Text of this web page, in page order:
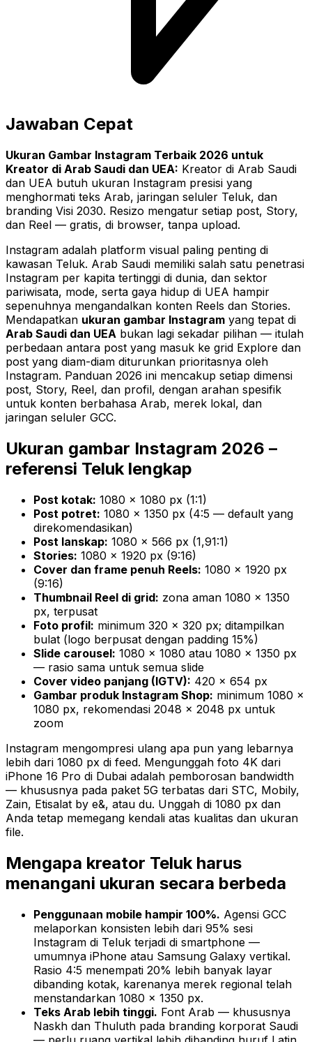
Jawaban Cepat
Ukuran Gambar Instagram Terbaik 2026 untuk
Kreator di Arab Saudi dan UEA: Kreator di Arab Saudi
dan UEA butuh ukuran Instagram presisi yang
menghormati teks Arab, jaringan seluler Teluk, dan
branding Visi 2030. Resizo mengatur setiap post, Story,
dan Reel — gratis, di browser, tanpa upload.
Instagram adalah platform visual paling penting di
kawasan Teluk. Arab Saudi memiliki salah satu penetrasi
Instagram per kapita tertinggi di dunia, dan sektor
pariwisata, mode, serta gaya hidup di UEA hampir
sepenuhnya mengandalkan konten Reels dan Stories.
Mendapatkan ukuran gambar Instagram yang tepat di
Arab Saudi dan UEA bukan lagi sekadar pilihan — itulah
perbedaan antara post yang masuk ke grid Explore dan
post yang diam-diam diturunkan prioritasnya oleh
Instagram. Panduan 2026 ini mencakup setiap dimensi
post, Story, Reel, dan profil, dengan arahan spesifik
untuk konten berbahasa Arab, merek lokal, dan
jaringan seluler GCC.
Ukuran gambar Instagram 2026 –
referensi Teluk lengkap
Post kotak: 1080 × 1080 px (1:1)
Post potret: 1080 × 1350 px (4:5 — default yang
direkomendasikan)
Post lanskap: 1080 × 566 px (1,91:1)
Stories: 1080 × 1920 px (9:16)
Cover dan frame penuh Reels: 1080 × 1920 px
(9:16)
Thumbnail Reel di grid: zona aman 1080 × 1350
px, terpusat
Foto profil: minimum 320 × 320 px; ditampilkan
bulat (logo berpusat dengan padding 15%)
Slide carousel: 1080 × 1080 atau 1080 × 1350 px
— rasio sama untuk semua slide
Cover video panjang (IGTV): 420 × 654 px
Gambar produk Instagram Shop: minimum 1080 ×
1080 px, rekomendasi 2048 × 2048 px untuk
zoom
Instagram mengompresi ulang apa pun yang lebarnya
lebih dari 1080 px di feed. Mengunggah foto 4K dari
iPhone 16 Pro di Dubai adalah pemborosan bandwidth
— khususnya pada paket 5G terbatas dari STC, Mobily,
Zain, Etisalat by e&, atau du. Unggah di 1080 px dan
Anda tetap memegang kendali atas kualitas dan ukuran
file.
Mengapa kreator Teluk harus
menangani ukuran secara berbeda
Penggunaan mobile hampir 100%. Agensi GCC
melaporkan konsisten lebih dari 95% sesi
Instagram di Teluk terjadi di smartphone —
umumnya iPhone atau Samsung Galaxy vertikal.
Rasio 4:5 menempati 20% lebih banyak layar
dibanding kotak, karenanya merek regional telah
menstandarkan 1080 × 1350 px.
Teks Arab lebih tinggi. Font Arab — khususnya
Naskh dan Thuluth pada branding korporat Saudi